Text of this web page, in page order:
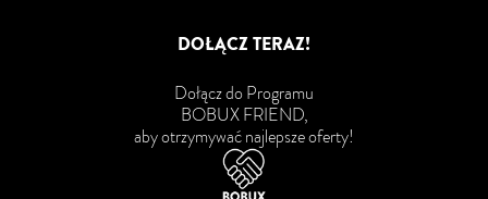
DOŁĄCZ TERAZ!
Dołącz do Programu
BOBUX FRIEND,
aby otrzymywać najlepsze oferty!